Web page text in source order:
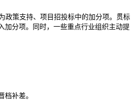
政策支持、项目招投标中的加分项。贯标
加分项。同时，一些重点行业组织主动提
补差。